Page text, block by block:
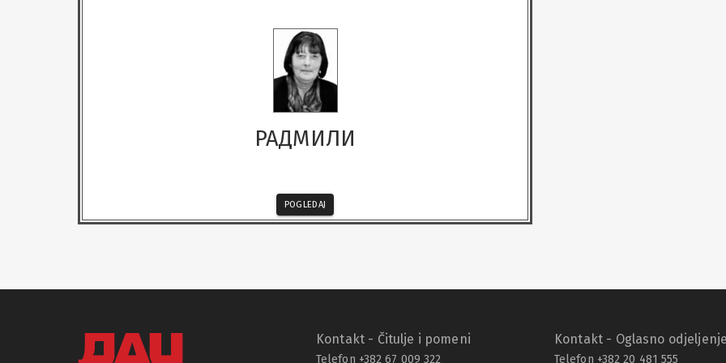
РАДМИЛИ
POGLEDAJ
Kontakt - Čitulje i pomeni
Telefon +382 67 009 322
Kontakt - Oglasno odjeljenje
Telefon +382 20 481 555